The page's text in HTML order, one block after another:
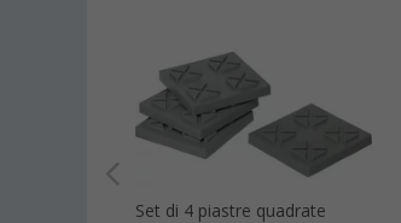
Set di 4 piastre quadrate